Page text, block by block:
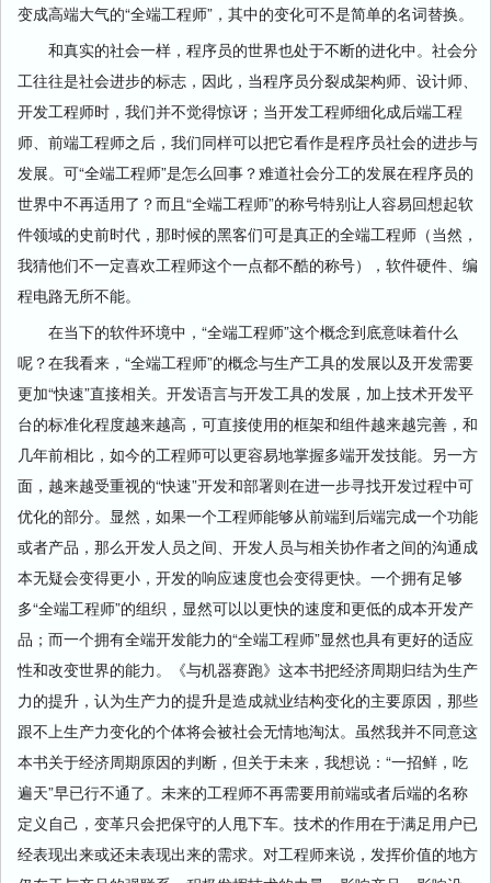
变成高端大气的“全端工程师”，其中的变化可不是简单的名词替换。
和真实的社会一样，程序员的世界也处于不断的进化中。社会分
工往往是社会进步的标志，因此，当程序员分裂成架构师、设计师、
开发工程师时，我们并不觉得惊讶；当开发工程师细化成后端工程
师、前端工程师之后，我们同样可以把它看作是程序员社会的进步与
发展。可“全端工程师”是怎么回事？难道社会分工的发展在程序员的
世界中不再适用了？而且“全端工程师”的称号特别让人容易回想起软
件领域的史前时代，那时候的黑客们可是真正的全端工程师（当然，
我猜他们不一定喜欢工程师这个一点都不酷的称号），软件硬件、编
程电路无所不能。
在当下的软件环境中，“全端工程师”这个概念到底意味着什么
呢？在我看来，“全端工程师”的概念与生产工具的发展以及开发需要
更加“快速”直接相关。开发语言与开发工具的发展，加上技术开发平
台的标准化程度越来越高，可直接使用的框架和组件越来越完善，和
几年前相比，如今的工程师可以更容易地掌握多端开发技能。另一方
面，越来越受重视的“快速”开发和部署则在进一步寻找开发过程中可
优化的部分。显然，如果一个工程师能够从前端到后端完成一个功能
或者产品，那么开发人员之间、开发人员与相关协作者之间的沟通成
本无疑会变得更小，开发的响应速度也会变得更快。一个拥有足够
多“全端工程师”的组织，显然可以以更快的速度和更低的成本开发产
品；而一个拥有全端开发能力的“全端工程师”显然也具有更好的适应
性和改变世界的能力。《与机器赛跑》这本书把经济周期归结为生产
力的提升，认为生产力的提升是造成就业结构变化的主要原因，那些
跟不上生产力变化的个体将会被社会无情地淘汰。虽然我并不同意这
本书关于经济周期原因的判断，但关于未来，我想说：“一招鲜，吃
遍天”早已行不通了。未来的工程师不再需要用前端或者后端的名称
定义自己，变革只会把保守的人甩下车。技术的作用在于满足用户已
经表现出来或还未表现出来的需求。对工程师来说，发挥价值的地方